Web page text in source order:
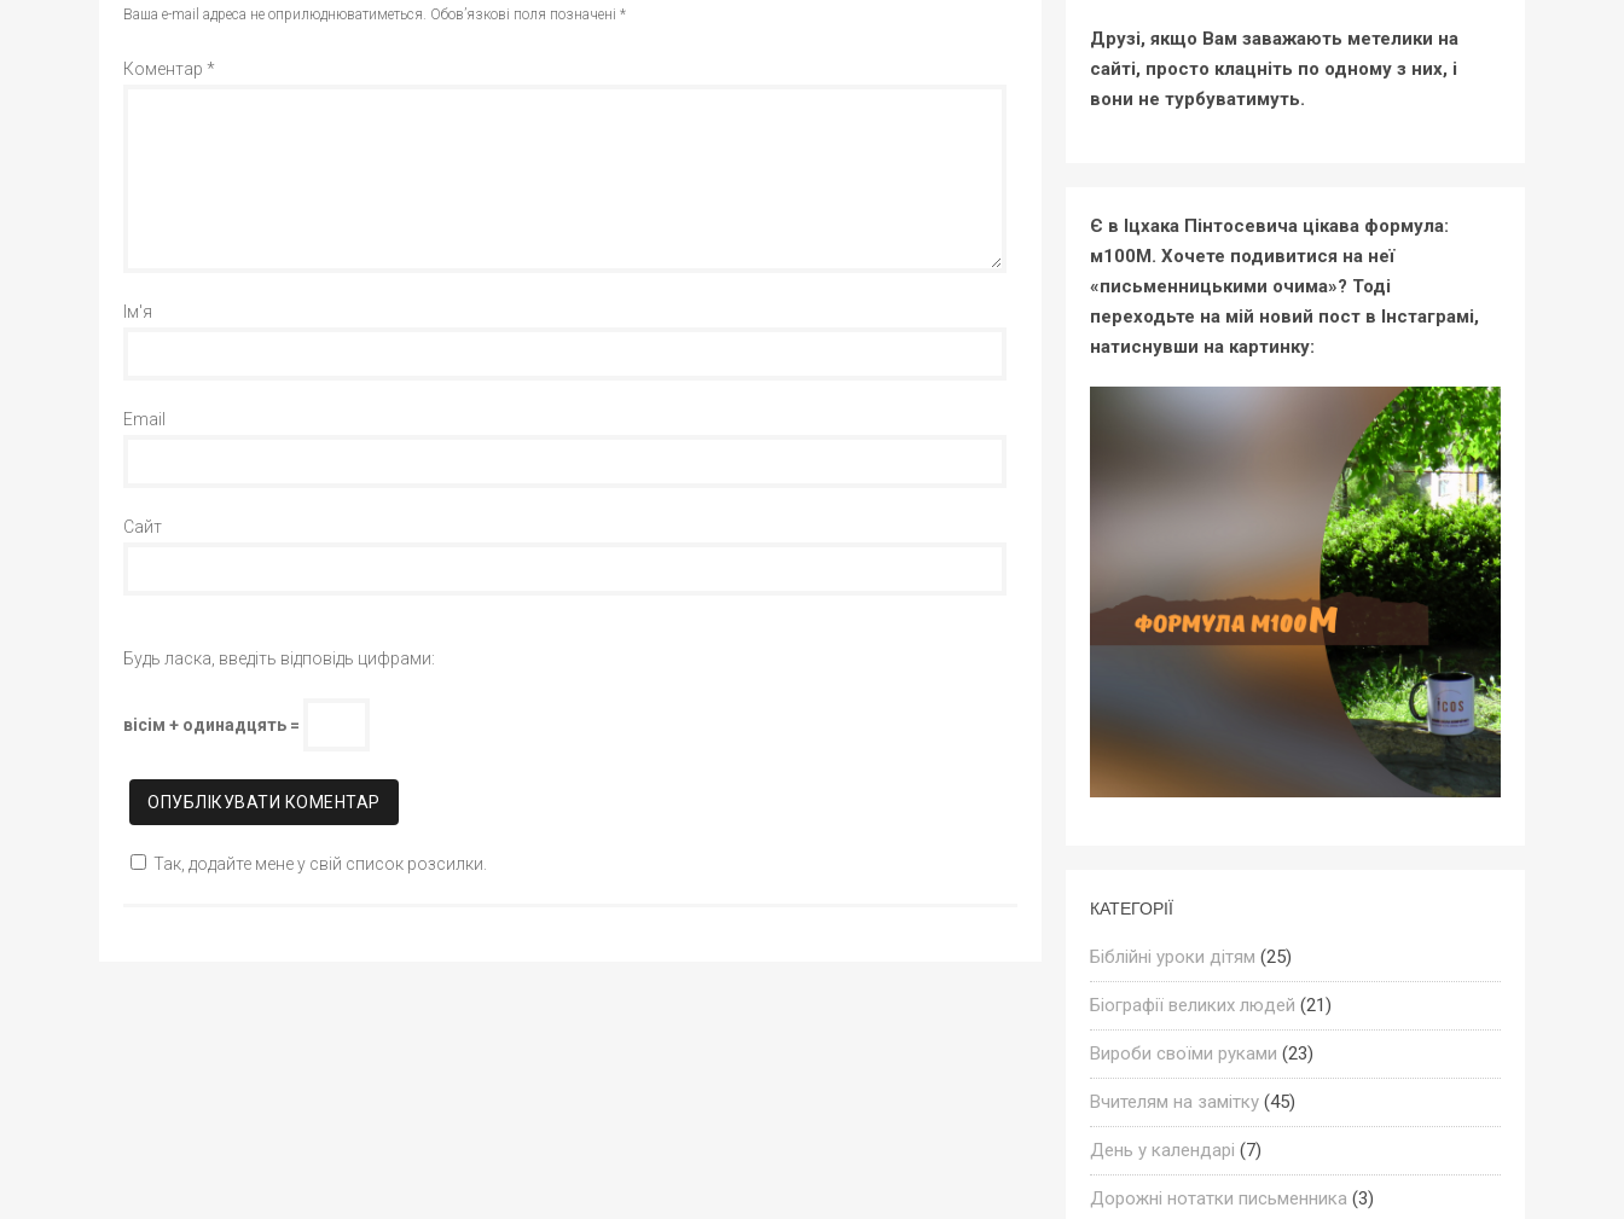
Ваша e-mail адреса не оприлюднюватиметься. Обов’язкові поля позначені *
Коментар *
Ім'я
Email
Сайт
Будь ласка, введіть відповідь цифрами:
вісім + одинадцять =
Так, додайте мене у свій список розсилки.
Друзі, якщо Вам заважають метелики на
сайті, просто клацніть по одному з них, і
вони не турбуватимуть.
Є в Іцхака Пінтосевича цікава формула:
м100М. Хочете подивитися на неї
«письменницькими очима»? Тоді
переходьте на мій новий пост в Інстаграмі,
натиснувши на картинку:
КАТЕГОРІЇ
Біблійні уроки дітям (25)
Біографії великих людей (21)
Вироби своїми руками (23)
Вчителям на замітку(45)
День у календарі (7)
Дорожні нотатки письменника (3)